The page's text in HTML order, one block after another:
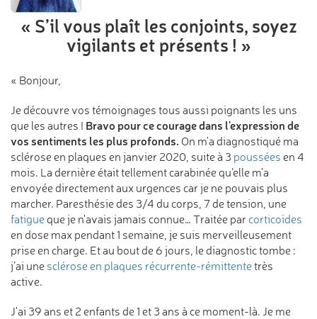
« S’il vous plaît les conjoints, soyez
vigilants et présents ! »
« Bonjour,
Je découvre vos témoignages tous aussi poignants les uns
que les autres ! Bravo pour ce courage dans l'expression de
vos sentiments les plus profonds. On m'a diagnostiqué ma
sclérose en plaques en janvier 2020, suite à 3 poussées en 4
mois. La dernière était tellement carabinée qu'elle m'a
envoyée directement aux urgences car je ne pouvais plus
marcher. Paresthésie des 3/4 du corps, 7 de tension, une
fatigueque je n'avais jamais connue… Traitée par corticoïdes
en dose max pendant 1 semaine, je suis merveilleusement
prise en charge. Et au bout de 6 jours, le diagnostic tombe :
j’ai une sclérose en plaques récurrente-rémittentetrès
active.
J'ai 39 ans et 2 enfants de 1 et 3 ans à ce moment-là. Je me